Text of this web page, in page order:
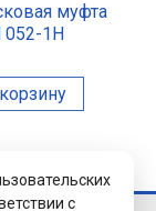
муфта
1Н
с